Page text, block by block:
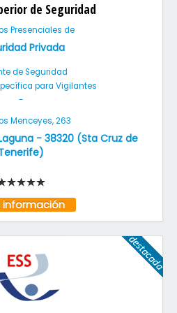
de Seguridad
Presenciales de
Privada
de Seguridad
para Vigilantes
-
Menceyes, 263
- 38320(Sta Cruz de
)